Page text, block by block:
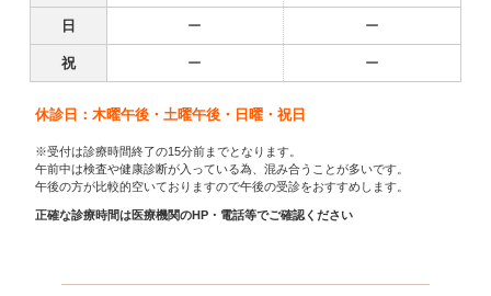
日 ー ー
祝 ー ー
休診日：木曜午後・土曜午後・日曜・祝日
※受付は診療時間終了の15分前までとなります。
午前中は検査や健康診断が入っている為、混み合うことが多いです。
午後の方が比較的空いておりますので午後の受診をおすすめします。
正確な診療時間は医療機関のHP・電話等でご確認ください